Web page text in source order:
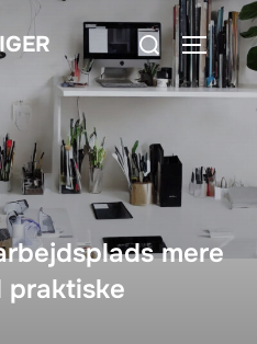
Søg
efter:
SLÅ
mere
praktiske